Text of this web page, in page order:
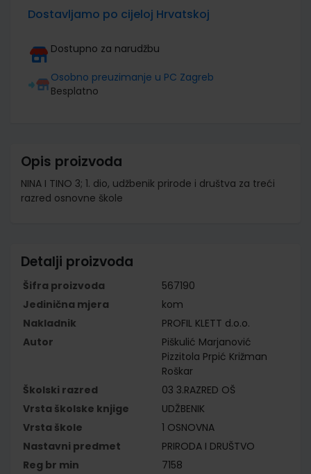
Dostavljamo po cijeloj Hrvatskoj
Dostupno za narudžbu
Osobno preuzimanje u PC Zagreb
Besplatno
Opis proizvoda
NINA I TINO 3; 1. dio, udžbenik prirode i društva za treći
razred osnovne škole
Detalji proizvoda
Šifra proizvoda
567190
Jedinična mjera
kom
Nakladnik
PROFIL KLETT d.o.o.
Autor
Piškulić Marjanović
Pizzitola Prpić Križman
Roškar
Školski razred
03 3.RAZRED OŠ
Vrsta školske knjige
UDŽBENIK
Vrsta škole
1 OSNOVNA
Nastavni predmet
PRIRODA I DRUŠTVO
Reg br min
7158